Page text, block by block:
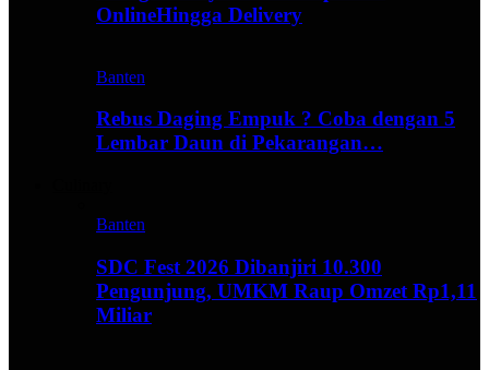
OnlineHingga Delivery
Banten
Rebus Daging Empuk ? Coba dengan 5
Lembar Daun di Pekarangan…
Banten
SDC Fest 2026 Dibanjiri 10.300
Pengunjung, UMKM Raup Omzet Rp1,11
Miliar